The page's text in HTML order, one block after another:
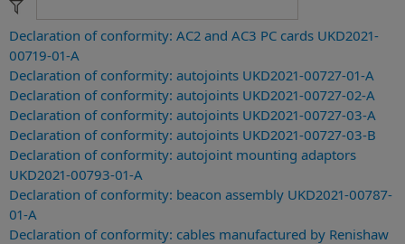
Declaration of conformity: AC2 and AC3 PC cards UKD2021-
00719-01-A
Declaration of conformity: autojoints UKD2021-00727-01-A
Declaration of conformity: autojoints UKD2021-00727-02-A
Declaration of conformity: autojoints UKD2021-00727-03-A
Declaration of conformity: autojoints UKD2021-00727-03-B
Declaration of conformity: autojoint mounting adaptors
UKD2021-00793-01-A
Declaration of conformity: beacon assembly UKD2021-00787-
01-A
Declaration of conformity: cables manufactured by Renishaw